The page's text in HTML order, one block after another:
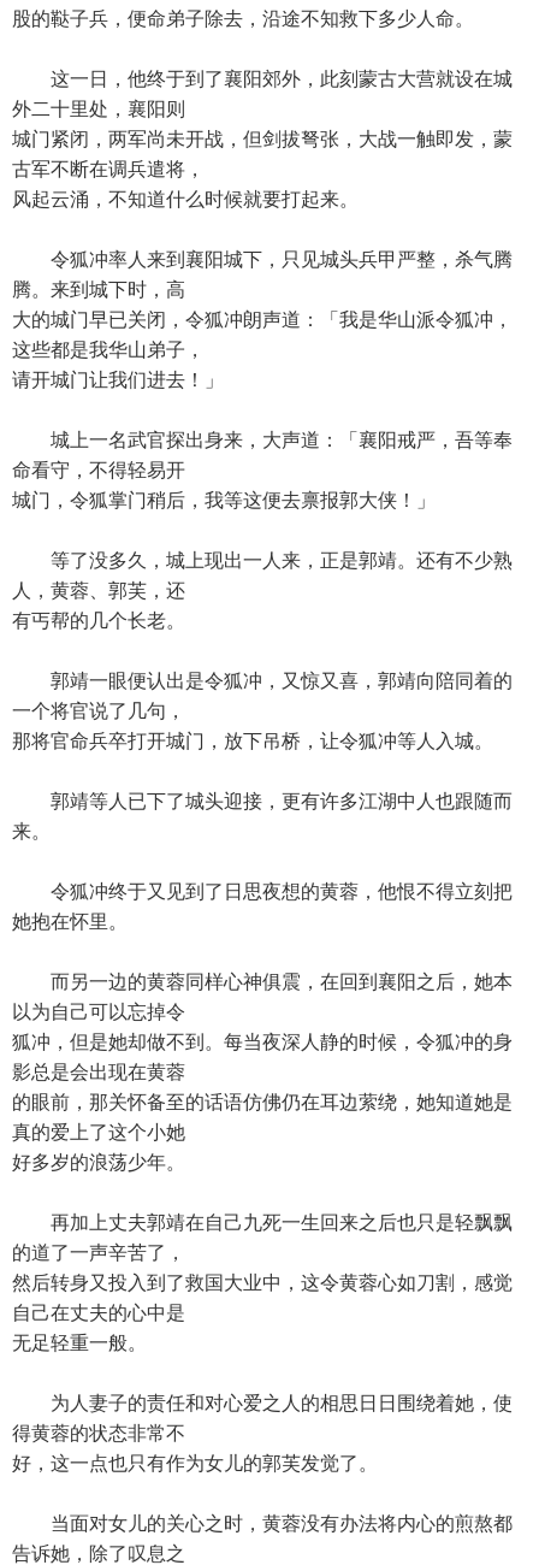
股的鞑子兵，便命弟子除去，沿途不知救下多少人命。
这一日，他终于到了襄阳郊外，此刻蒙古大营就设在城
外二十里处，襄阳则
城门紧闭，两军尚未开战，但剑拔弩张，大战一触即发，蒙
古军不断在调兵遣将，
风起云涌，不知道什么时候就要打起来。
令狐冲率人来到襄阳城下，只见城头兵甲严整，杀气腾
腾。来到城下时，高
大的城门早已关闭，令狐冲朗声道：「我是华山派令狐冲，
这些都是我华山弟子，
请开城门让我们进去！」
城上一名武官探出身来，大声道：「襄阳戒严，吾等奉
命看守，不得轻易开
城门，令狐掌门稍后，我等这便去禀报郭大侠！」
等了没多久，城上现出一人来，正是郭靖。还有不少熟
人，黄蓉、郭芙，还
有丐帮的几个长老。
郭靖一眼便认出是令狐冲，又惊又喜，郭靖向陪同着的
一个将官说了几句，
那将官命兵卒打开城门，放下吊桥，让令狐冲等人入城。
郭靖等人已下了城头迎接，更有许多江湖中人也跟随而
来。
令狐冲终于又见到了日思夜想的黄蓉，他恨不得立刻把
她抱在怀里。
而另一边的黄蓉同样心神俱震，在回到襄阳之后，她本
以为自己可以忘掉令
狐冲，但是她却做不到。每当夜深人静的时候，令狐冲的身
影总是会出现在黄蓉
的眼前，那关怀备至的话语仿佛仍在耳边萦绕，她知道她是
真的爱上了这个小她
好多岁的浪荡少年。
再加上丈夫郭靖在自己九死一生回来之后也只是轻飘飘
的道了一声辛苦了，
然后转身又投入到了救国大业中，这令黄蓉心如刀割，感觉
自己在丈夫的心中是
无足轻重一般。
为人妻子的责任和对心爱之人的相思日日围绕着她，使
得黄蓉的状态非常不
好，这一点也只有作为女儿的郭芙发觉了。
当面对女儿的关心之时，黄蓉没有办法将内心的煎熬都
告诉她，除了叹息之